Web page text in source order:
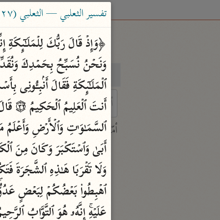
بحث تفسير
characters for results.
أمّهات
جامع البيان
ابن جرير الطبري (٣١٠ هـ)
نحو ٢٨ مجلدًا
تفسير القرآن العظيم
ابن كثير (٧٧٤ هـ)
تفسير الثعلبي — الثعلبي (٤٢٧ هـ)